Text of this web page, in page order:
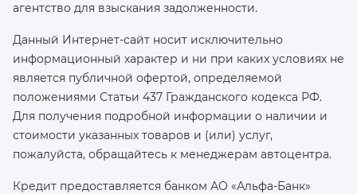
агентство для взыскания задолженности.
Данный Интернет-сайт носит исключительно
информационный характер и ни при каких условиях не
является публичной офертой, определяемой
положениями Статьи 437 Гражданского кодекса РФ.
Для получения подробной информации о наличии и
стоимости указанных товаров и (или) услуг,
пожалуйста, обращайтесь к менеджерам автоцентра.
Кредит предоставляется банком АО «Альфа-Банк»